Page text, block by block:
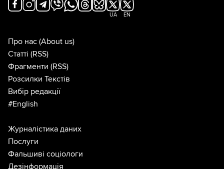
UA EN
Про нас (About us)
Статті (RSS)
Фрагменти (RSS)
Розсилки Текстів
Вибір редакції
#English
Журналістика даних
Послуги
Фальшиві соціологи
Дезінформація